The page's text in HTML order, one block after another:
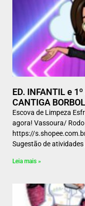
ED. INFANTIL e
CANTIGA
Escova de Limpeza
agora! Vassoura/ Rodo
https://
Sugestão de
Leia mais »